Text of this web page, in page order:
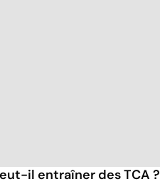
il entraîner des TCA ?